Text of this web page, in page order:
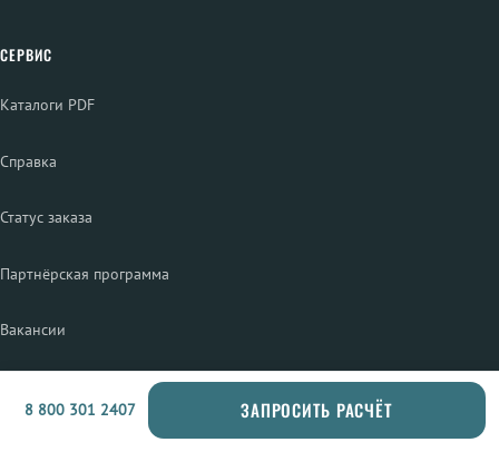
СЕРВИС
Каталоги PDF
Справка
Статус заказа
Партнёрская программа
Вакансии
ПРОДУКЦИЯ
8 800 301 2407 ЗАПРОСИТЬ РАСЧЁТ